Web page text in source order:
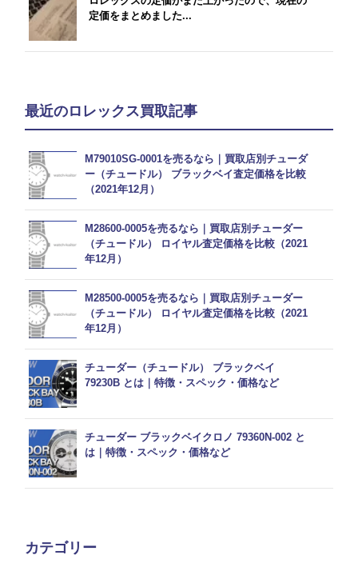
定価をまとめました...
最近のロレックス買取記事
M79010SG-0001を売るなら｜買取店別チューダ
ー（チュードル） ブラックベイ査定価格を比較
（2021年12月）
M28600-0005を売るなら｜買取店別チューダー
（チュードル） ロイヤル査定価格を比較（2021
年12月）
M28500-0005を売るなら｜買取店別チューダー
（チュードル） ロイヤル査定価格を比較（2021
年12月）
チューダー（チュードル） ブラックベイ
79230B とは｜特徴・スペック・価格など
チューダー ブラックベイクロノ 79360N-002 と
は｜特徴・スペック・価格など
カテゴリー